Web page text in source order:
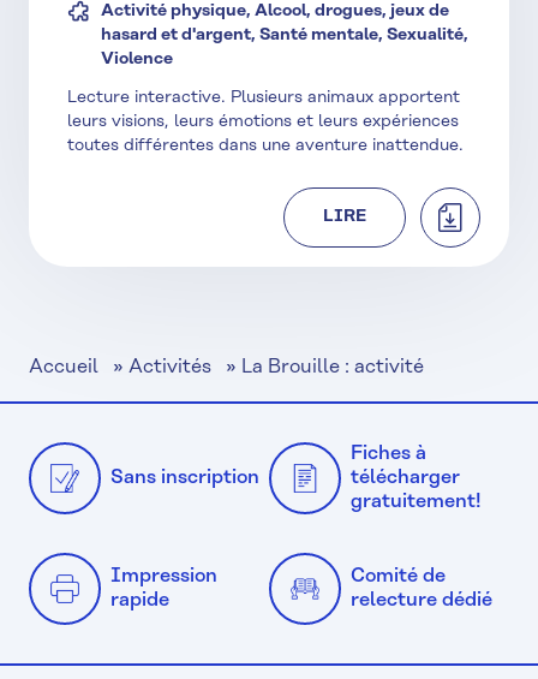
Activité physique, Alcool, drogues, jeux de
hasard et d'argent, Santé mentale, Sexualité,
Violence
Lecture interactive. Plusieurs animaux apportent
leurs visions, leurs émotions et leurs expériences
toutes différentes dans une aventure inattendue.
LIRE
Accueil » Activités » La Brouille : activité
Sans inscription
Fiches à
télécharger
gratuitement!
Impression
rapide
Comité de
relecture dédié